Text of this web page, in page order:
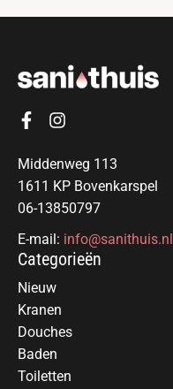
Middenweg 113
1611 KP Bovenkarspel
06-13850797
E-mail: info@sanithuis.nl
Categorieën
Nieuw
Kranen
Douches
Baden
Toiletten